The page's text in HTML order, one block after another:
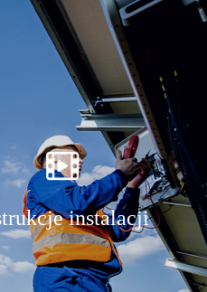
instalacji